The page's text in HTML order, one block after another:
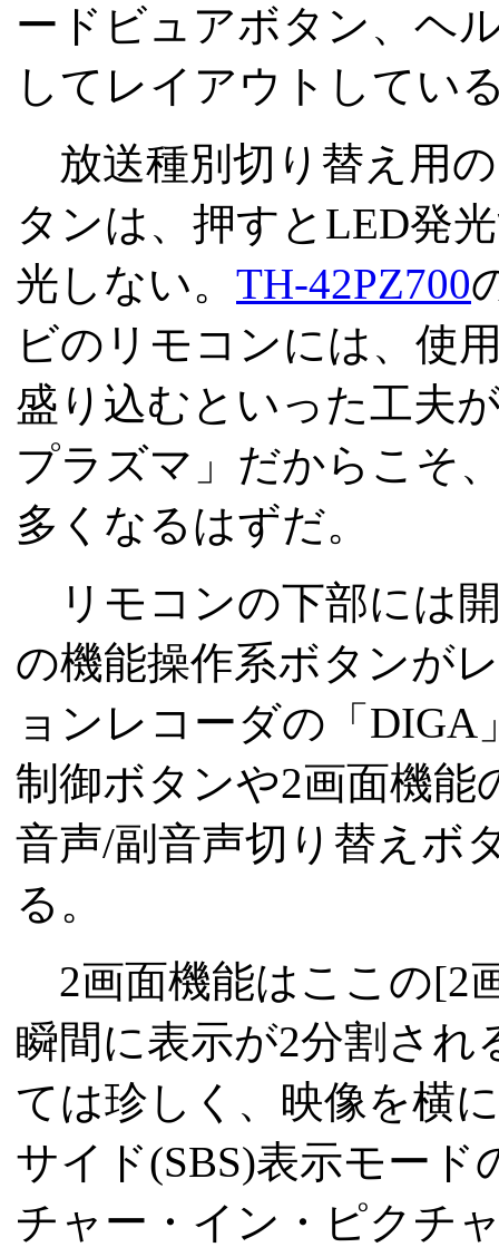
ードビュアボタン、ヘ
してレイアウトしてい
放送種別切り替え用
タンは、押すとLED発
光しない。 TH-42PZ700
ビのリモコンには、使
盛り込むといった工夫
プラズマ」だからこそ
多くなるはずだ。
リモコンの下部には
の機能操作系ボタンが
ョンレコーダの「
制御ボタンや2画面機能
音声/副音声切り替えボ
る。
2画面機能はここの[2
瞬間に表示が2分割され
ては珍しく、映像を横
サイド(SBS)表示モー
チャー・イン・ピクチ